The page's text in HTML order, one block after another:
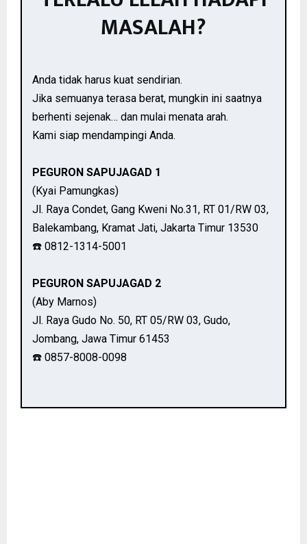
MASALAH?
Anda tidak harus kuat sendirian.
Jika semuanya terasa berat, mungkin ini saatnya
berhenti sejenak… dan mulai menata arah.
Kami siap mendampingi Anda.
PEGURON SAPUJAGAD 1
(Kyai Pamungkas)
Jl. Raya Condet, Gang Kweni No.31, RT 01/RW 03,
Balekambang, Kramat Jati, Jakarta Timur 13530
☎️ 0812-1314-5001
PEGURON SAPUJAGAD 2
(Aby Marnos)
Jl. Raya Gudo No. 50, RT 05/RW 03, Gudo,
Jombang, Jawa Timur 61453
☎️ 0857-8008-0098